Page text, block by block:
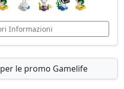
Informazioni
le promo Gamelife